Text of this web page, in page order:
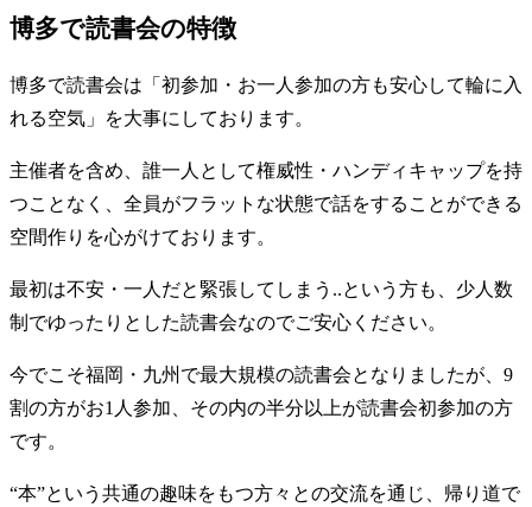
博多で読書会の特徴
博多で読書会は「初参加・お一人参加の方も安心して輪に入
れる空気」を大事にしております。
主催者を含め、誰一人として権威性・ハンディキャップを持
つことなく、全員がフラットな状態で話をすることができる
空間作りを心がけております。
最初は不安・一人だと緊張してしまう..という方も、少人数
制でゆったりとした読書会なのでご安心ください。
今でこそ福岡・九州で最大規模の読書会となりましたが、9
割の方がお1人参加、その内の半分以上が読書会初参加の方
です。
“本”という共通の趣味をもつ方々との交流を通じ、帰り道で